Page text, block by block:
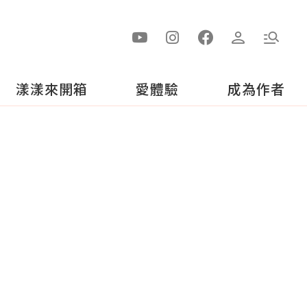
漾漾來開箱 愛體驗 成為作者